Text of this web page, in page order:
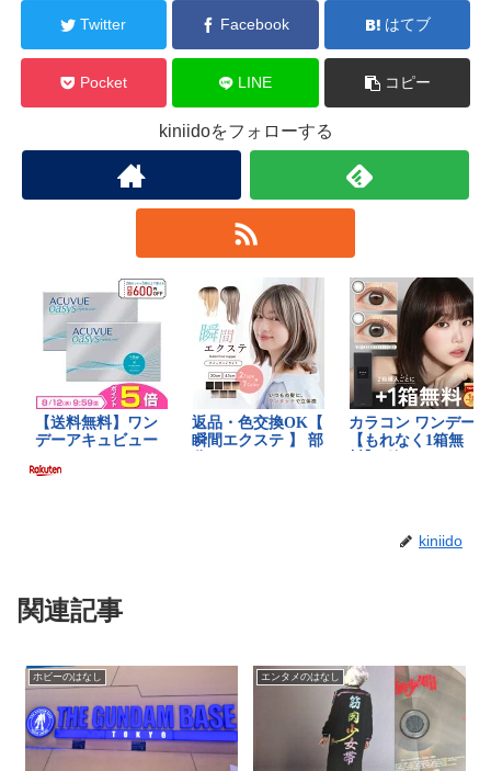
Twitter Facebook はてブ
Pocket LINE コピー
kiniidoをフォローする
kiniido
関連記事
ホビーのはなし エンタメのはなし